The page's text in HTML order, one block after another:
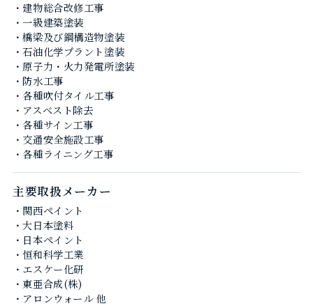
・建物総合改修工事
・一級建築塗装
・橋梁及び鋼構造物塗装
・石油化学プラント塗装
・原子力・火力発電所塗装
・防水工事
・各種吹付タイル工事
・アスベスト除去
・各種サイン工事
・交通安全施設工事
・各種ライニング工事
主要取扱メーカー
・関西ペイント
・大日本塗料
・日本ペイント
・恒和科学工業
・エスケー化研
・東亜合成(株)
・アロンウォール 他